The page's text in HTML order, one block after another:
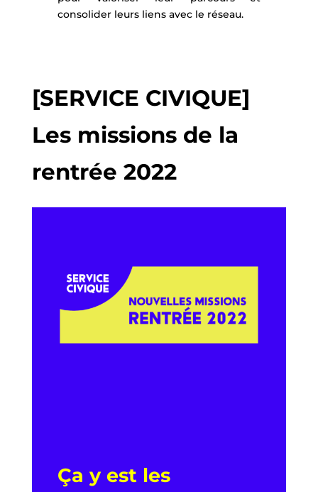
consolider leurs liens avec le réseau.
[SERVICE CIVIQUE]
Les missions de la
rentrée 2022
Ça y est les